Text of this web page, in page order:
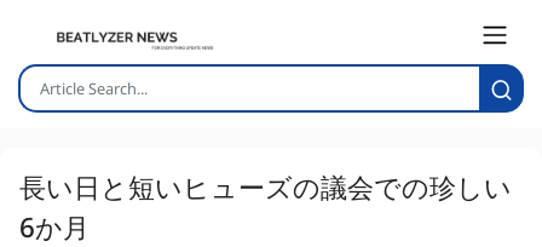
長い日と短いヒューズの議会での珍しい
6か月